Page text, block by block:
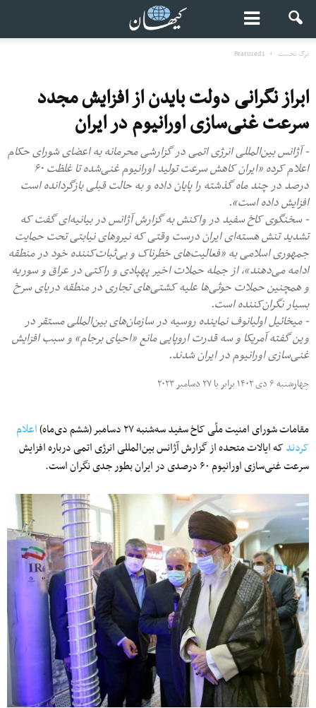
برگ نخست Featured1
ابراز نگرانی دولت بایدن از افزایش مجدد
سرعت غنی‌سازی اورانیوم در ایران
- آژانس بین‌المللی انرژی اتمی در گزارشی محرمانه به اعضای شورای حکام
اعلام کرده «ایران کاهش سرعت تولید اورانیوم‌ غنی‌شده تا غلظت ۶۰
درصد در چند ماه گذشته را پایان داده و به حالت قبلی بازگردانده است
افزایش داده است».
- سخنگوی کاخ سفید در واکنش به گزارش آژانس در بیانیه‌ای گفت که
تشدید تنش هسته‌ای ایران درست وقتی که نیروهای نیابتی تحت حمایت
جمهوری اسلامی به «فعالیت‌های خطرناک و بی‌ثبات‌کننده خود در منطقه
ادامه می‌دهند»، از جمله حملات اخیر پهپادی و راکتی در عراق و سوریه
و همچنین حملات حوثی‌ها علیه کشتی‌های تجاری در منطقه دریای سرخ
بسیار نگران‌کننده‌ است.
- میخائیل اولیانوف نماینده روسیه در سازمان‌های بین‌المللی مستقر در
وین گفته آمریکا و سه قدرت اروپایی مانع «احیای برجام» و سبب افزایش
غنی‌سازی اورانیوم در ایران شدند.
چهارشنبه ۶ دی ۱۴۰۲ برابر با ۲۷ دسامبر ۲۰۲۳
مقامات شورای امنیت ملّی کاخ سفید سه‌شنبه ۲۷ دسامبر (ششم دی‌ماه)
اعلام
کردندکه ایالات متحده از گزارش آژانس بین‌المللی انرژی اتمی درباره افزایش
سرعت غنی‌سازی اورانیوم ۶۰ درصدی در ایران بطور جدی نگران‌ است.